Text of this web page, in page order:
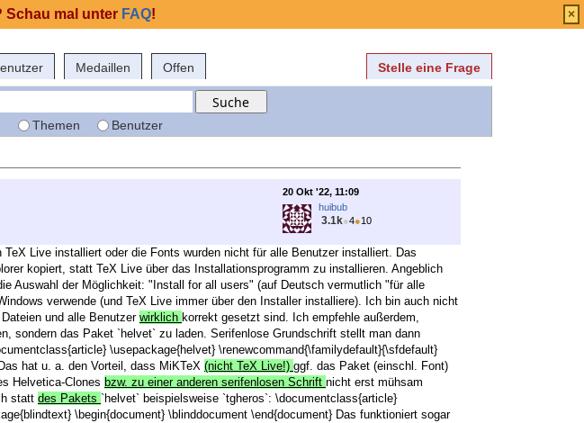
Medaillen Offen Stelle eine Frage
Themen Benutzer
20 Okt '22, 11:09
huibub
3.1k●4●10
Live installiert oder die Fonts wurden nicht für alle Benutzer installiert. Das
kopiert, statt TeX Live über das Installationsprogramm zu installieren. Angeblich
Auswahl der Möglichkeit: "Install for all users" (auf Deutsch vermutlich "für alle
verwende (und TeX Live immer über den Installer installiere). Ich bin auch nicht
und alle Benutzerwirklich korrekt gesetzt sind. Ich empfehle außerdem,
sondern das Paket `helvet` zu laden. Serifenlose Grundschrift stellt man dann
\usepackage{helvet} \renewcommand{\familydefault}{\sfdefault}
hat u. a. den Vorteil, dass MiKTeX (nicht TeX Live!) ggf. das Paket (einschl. Font)
Helvetica-Clones bzw. zu einer anderen serifenlosen Schrift nicht erst mühsam
statt des Pakets `helvet` beispielsweise `tgheros`: \documentclass{article}
\begin{document} \blinddocument \end{document} Das funktioniert sogar
Schau mal unter FAQ! ×